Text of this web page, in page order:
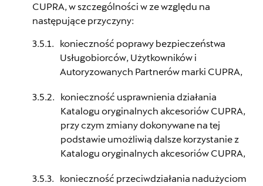
CUPRA, w szczególności w ze względu na
następujące przyczyny:
konieczność poprawy bezpieczeństwa
Usługobiorców, Użytkowników i
Autoryzowanych Partnerów marki CUPRA,
konieczność usprawnienia działania
Katalogu oryginalnych akcesoriów CUPRA,
przy czym zmiany dokonywane na tej
podstawie umożliwią dalsze korzystanie z
Katalogu oryginalnych akcesoriów CUPRA,
konieczność przeciwdziałania nadużyciom